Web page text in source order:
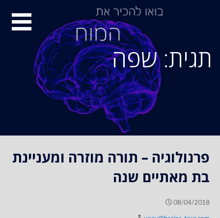
תגית: שפה
פרנולוגיה – תורה מוזרה ומעניינת
בת מאתיים שנה
08/04/2018